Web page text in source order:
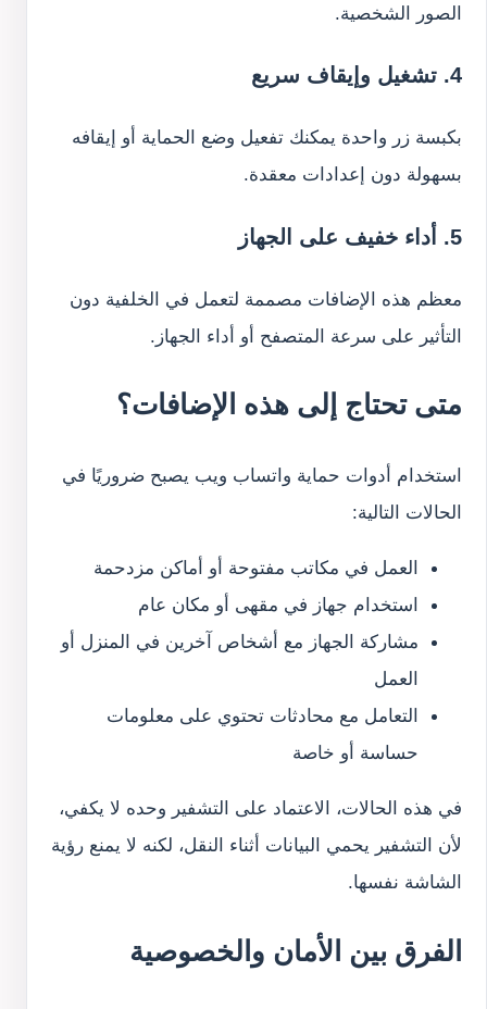
الصور الشخصية.
4. تشغيل وإيقاف سريع
بكبسة زر واحدة يمكنك تفعيل وضع الحماية أو إيقافه
بسهولة دون إعدادات معقدة.
5. أداء خفيف على الجهاز
معظم هذه الإضافات مصممة لتعمل في الخلفية دون
التأثير على سرعة المتصفح أو أداء الجهاز.
متى تحتاج إلى هذه الإضافات؟
استخدام أدوات حماية واتساب ويب يصبح ضروريًا في
الحالات التالية:
العمل في مكاتب مفتوحة أو أماكن مزدحمة
استخدام جهاز في مقهى أو مكان عام
مشاركة الجهاز مع أشخاص آخرين في المنزل أو
العمل
التعامل مع محادثات تحتوي على معلومات
حساسة أو خاصة
في هذه الحالات، الاعتماد على التشفير وحده لا يكفي،
لأن التشفير يحمي البيانات أثناء النقل، لكنه لا يمنع رؤية
الشاشة نفسها.
الفرق بين الأمان والخصوصية